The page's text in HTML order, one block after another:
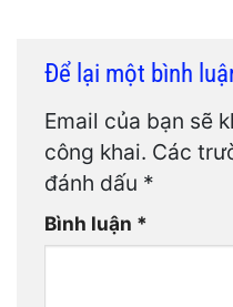
Để lại một bình
Email của bạn sẽ
công khai. Các
đánh dấu *
Bình luận *